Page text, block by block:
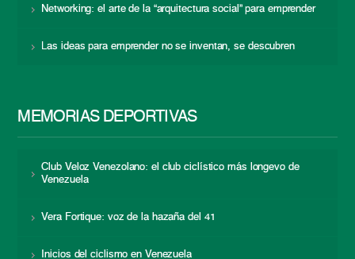
Networking: el arte de la “arquitectura social” para emprender
Las ideas para emprender no se inventan, se descubren
MEMORIAS DEPORTIVAS
Club Veloz Venezolano: el club ciclístico más longevo de
Venezuela
Vera Fortique: voz de la hazaña del 41
Inicios del ciclismo en Venezuela